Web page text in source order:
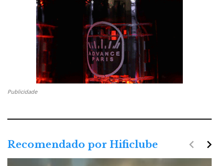
Publicidade
Recomendado por Hificlube navigate_next
navigate_before